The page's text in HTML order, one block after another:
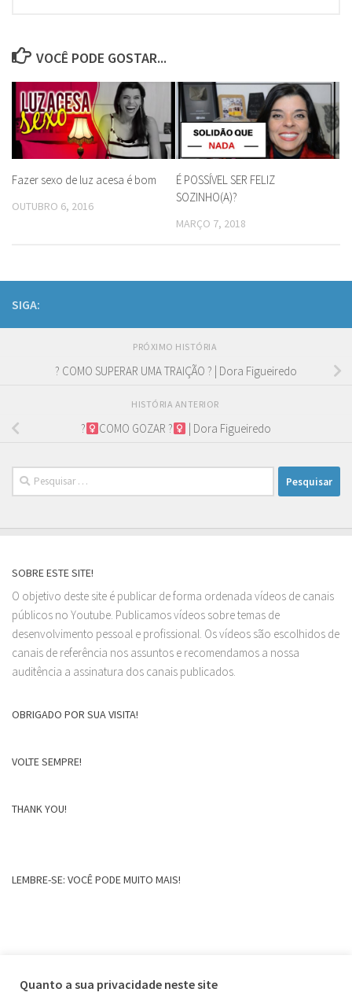
VOCÊ PODE GOSTAR...
Fazer sexo de luz acesa é bom
OUTUBRO 6, 2016
É POSSÍVEL SER FELIZ
SOZINHO(A)?
MARÇO 7, 2018
SIGA:
PRÓXIMO HISTÓRIA
? COMO SUPERAR UMA TRAIÇÃO ? | Dora Figueiredo
HISTÓRIA ANTERIOR
?‍ COMO GOZAR ?‍ | Dora Figueiredo
Pesquisar
por:
SOBRE ESTE SITE!
O objetivo deste site é publicar de forma ordenada vídeos de canais
públicos no Youtube. Publicamos vídeos sobre temas de
desenvolvimento pessoal e profissional. Os vídeos são escolhidos de
canais de referência nos assuntos e recomendamos a nossa
auditência a assinatura dos canais publicados.
OBRIGADO POR SUA VISITA!
VOLTE SEMPRE!
THANK YOU!
LEMBRE-SE: VOCÊ PODE MUITO MAIS!
Quanto a sua privacidade neste site